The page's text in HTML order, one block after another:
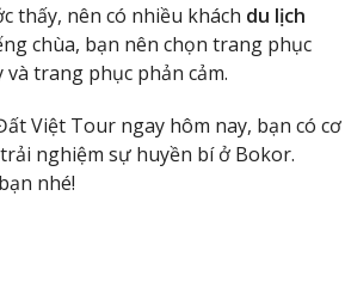
thấy, nên có nhiều khách du lịch
chùa, bạn nên chọn trang phục
trang phục phản cảm.
Việt Tour ngay hôm nay, bạn có cơ
nghiệm sự huyền bí ở Bokor.
nhé!